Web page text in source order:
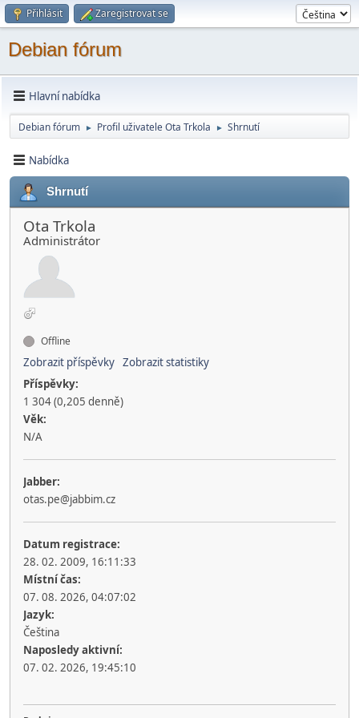
Přihlásit Zaregistrovat se
Debian fórum
Hlavní nabídka
Debian fórum ► Profil uživatele Ota Trkola ► Shrnutí
Nabídka
Shrnutí
Ota Trkola
Administrátor
Offline
Zobrazit příspěvky Zobrazit statistiky
Příspěvky:
1 304 (0,205 denně)
Věk:
N/A
Jabber:
otas.pe@jabbim.cz
Datum registrace:
28. 02. 2009, 16:11:33
Místní čas:
07. 08. 2026, 04:07:02
Jazyk:
Čeština
Naposledy aktivní:
07. 02. 2026, 19:45:10